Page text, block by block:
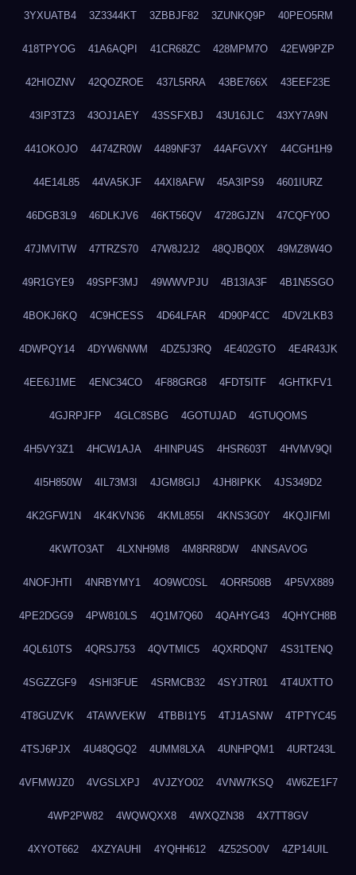
3YXUATB4 3Z3344KT 3ZBBJF82 3ZUNKQ9P 40PEO5RM
418TPYOG 41A6AQPI 41CR68ZC 428MPM7O 42EW9PZP
42HIOZNV 42QOZROE 437L5RRA 43BE766X 43EEF23E
43IP3TZ3 43OJ1AEY 43SSFXBJ 43U16JLC 43XY7A9N
441OKOJO 4474ZR0W 4489NF37 44AFGVXY 44CGH1H9
44E14L85 44VA5KJF 44XI8AFW 45A3IPS9 4601IURZ
46DGB3L9 46DLKJV6 46KT56QV 4728GJZN 47CQFY0O
47JMVITW 47TRZS70 47W8J2J2 48QJBQ0X 49MZ8W4O
49R1GYE9 49SPF3MJ 49WWVPJU 4B13IA3F 4B1N5SGO
4BOKJ6KQ 4C9HCESS 4D64LFAR 4D90P4CC 4DV2LKB3
4DWPQY14 4DYW6NWM 4DZ5J3RQ 4E402GTO 4E4R43JK
4EE6J1ME 4ENC34CO 4F88GRG8 4FDT5ITF 4GHTKFV1
4GJRPJFP 4GLC8SBG 4GOTUJAD 4GTUQOMS
4H5VY3Z1 4HCW1AJA 4HINPU4S 4HSR603T 4HVMV9QI
4I5H850W 4IL73M3I 4JGM8GIJ 4JH8IPKK 4JS349D2
4K2GFW1N 4K4KVN36 4KML855I 4KNS3G0Y 4KQJIFMI
4KWTO3AT 4LXNH9M8 4M8RR8DW 4NNSAVOG
4NOFJHTI 4NRBYMY1 4O9WC0SL 4ORR508B 4P5VX889
4PE2DGG9 4PW810LS 4Q1M7Q60 4QAHYG43 4QHYCH8B
4QL610TS 4QRSJ753 4QVTMIC5 4QXRDQN7 4S31TENQ
4SGZZGF9 4SHI3FUE 4SRMCB32 4SYJTR01 4T4UXTTO
4T8GUZVK 4TAWVEKW 4TBBI1Y5 4TJ1ASNW 4TPTYC45
4TSJ6PJX 4U48QGQ2 4UMM8LXA 4UNHPQM1 4URT243L
4VFMWJZ0 4VGSLXPJ 4VJZYO02 4VNW7KSQ 4W6ZE1F7
4WP2PW82 4WQWQXX8 4WXQZN38 4X7TT8GV
4XYOT662 4XZYAUHI 4YQHH612 4Z52SO0V 4ZP14UIL